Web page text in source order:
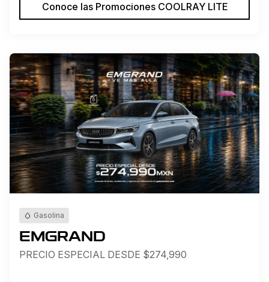
Conoce las Promociones COOLRAY LITE
Gasolina
EMGRAND
PRECIO ESPECIAL DESDE $274,990